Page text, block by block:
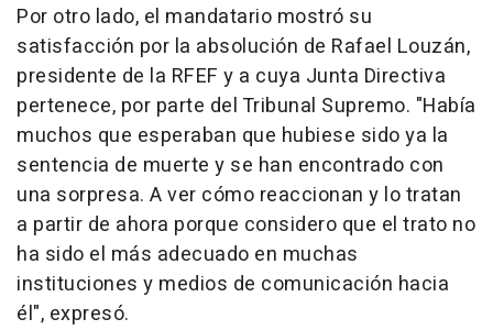
Por otro lado, el mandatario mostró su
satisfacción por la absolución de Rafael Louzán,
presidente de la RFEF y a cuya Junta Directiva
pertenece, por parte del Tribunal Supremo. "Había
muchos que esperaban que hubiese sido ya la
sentencia de muerte y se han encontrado con
una sorpresa. A ver cómo reaccionan y lo tratan
a partir de ahora porque considero que el trato no
ha sido el más adecuado en muchas
instituciones y medios de comunicación hacia
él", expresó.